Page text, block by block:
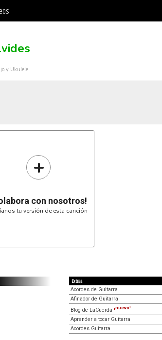
y Ukulele
+
con nosotros!
tu versión de esta canción
Extras
Acordes de Guitarra
Afinador de Guitarra
Blog de LaCuerda ¡nuevo!
Aprender a tocar Guitarra
Acordes Guitarra